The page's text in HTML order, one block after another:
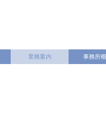
業務案内 事務所